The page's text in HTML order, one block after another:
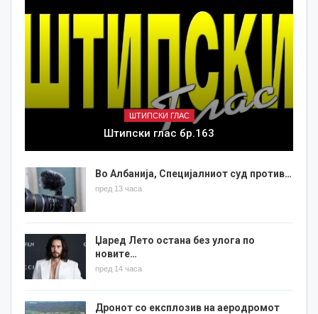
ШТИПСКИ ГЛАС
Штипски глас бр.163
Во Албанија, Специјалниот суд против…
пред 13 часа
Џаред Лето остана без улога по
новите…
пред 14 часа
Дронот со експлозив на аеродромот